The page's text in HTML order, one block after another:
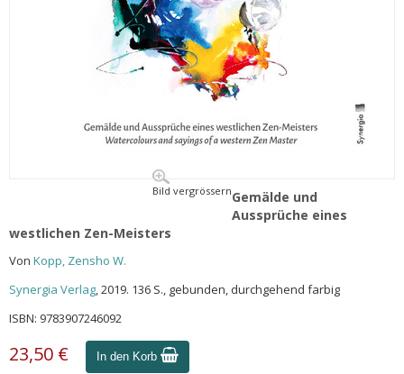
Bild vergrössernGemälde und
Aussprüche eines
westlichen Zen-Meisters
Von Kopp, Zensho W.
Synergia Verlag, 2019. 136 S., gebunden, durchgehend farbig
ISBN: 9783907246092
23,50 € In den Korb